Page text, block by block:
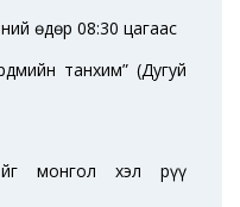
өдөр 08:30 цагаас
танхим” (Дугуй
монгол хэл рүү